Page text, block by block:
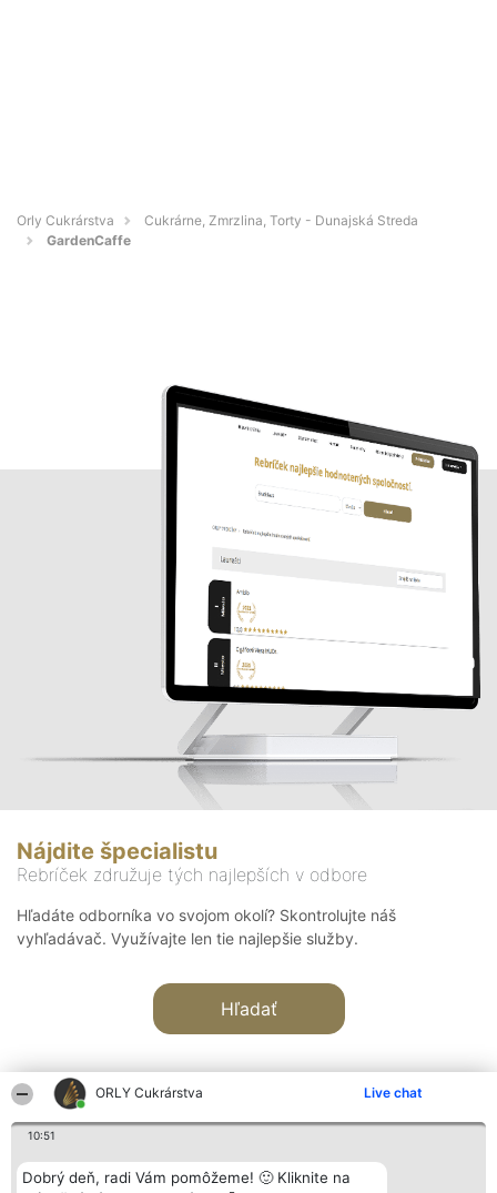
ORLY Cukrárstva Live chat
10:51
Dobrý deň, radi Vám pomôžeme! 🙂 Kliknite na
Orly Cukrárstva
Cukrárne, Zmrzlina, Torty - Dunajská Streda
GardenCaffe
Nájdite špecialistu
Rebríček združuje tých najlepších v odbore
Hľadáte odborníka vo svojom okolí? Skontrolujte náš
vyhľadávač. Využívajte len tie najlepšie služby.
Hľadať
Organizátor hodnotenia
Bright Side Solutions sp. z o.
Hodnotenie
Laureáti
Kontakt
Kontakt